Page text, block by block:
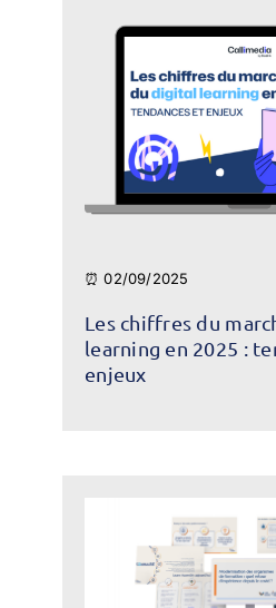
⏰ 02/09/2025
Les chiffres du
learning en 2025 :
enjeux